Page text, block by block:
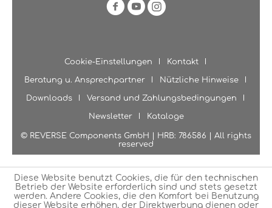
Cookie-Einstellungen Kontakt
Beratung u. Ansprechpartner Nützliche Hinweise
Downloads Versand und Zahlungsbedingungen
Newsletter Kataloge
© REVERSE Components GmbH | HRB: 786586 | All rights
reserved
Diese Website benutzt Cookies, die für den technischen
Betrieb der Website erforderlich sind und stets gesetzt
werden. Andere Cookies, die den Komfort bei Benutzung
dieser Website erhöhen, der Direktwerbung dienen oder